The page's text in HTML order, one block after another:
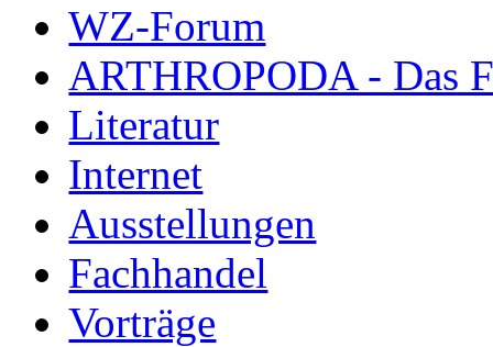
WZ-Forum
ARTHROPODA - Das
Literatur
Internet
Ausstellungen
Fachhandel
Vorträge